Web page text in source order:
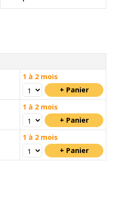
1 à 2 mois
1 à 2 mois
1 à 2 mois